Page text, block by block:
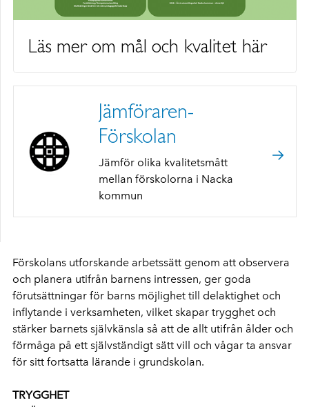
Läs mer om mål och kvalitet här
Jämföraren-
Förskolan
Jämför olika kvalitetsmått
mellan förskolorna i Nacka
kommun
Förskolans utforskande arbetssätt genom att observera
och planera utifrån barnens intressen, ger goda
förutsättningar för barns möjlighet till delaktighet och
inflytande i verksamheten, vilket skapar trygghet och
stärker barnets självkänsla så att de allt utifrån ålder och
förmåga på ett självständigt sätt vill och vågar ta ansvar
för sitt fortsatta lärande i grundskolan.
TRYGGHET